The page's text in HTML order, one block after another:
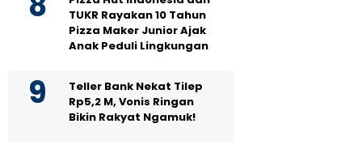
TUKR Rayakan 10 Tahun
Pizza Maker Junior Ajak
Anak Peduli Lingkungan
Teller Bank Nekat Tilep
Rp5,2 M, Vonis Ringan
Bikin Rakyat Ngamuk!